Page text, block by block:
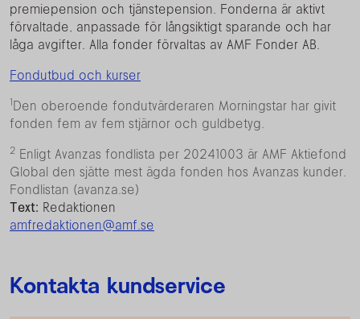
premiepension och tjänstepension. Fonderna är aktivt
förvaltade, anpassade för långsiktigt sparande och har
låga avgifter. Alla fonder förvaltas av AMF Fonder AB.
Fondutbud och kurser
1Den oberoende fondutvärderaren Morningstar har givit
fonden fem av fem stjärnor och guldbetyg.
2 Enligt Avanzas fondlista per 20241003 är AMF Aktiefond
Global den sjätte mest ägda fonden hos Avanzas kunder.
Fondlistan (avanza.se)
Text: Redaktionen
amfredaktionen@amf.se
Kontakta kundservice